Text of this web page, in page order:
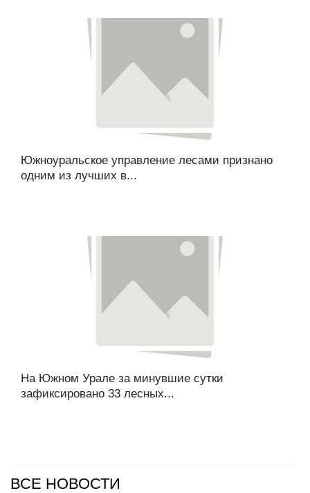
Южноуральское управление лесами признано
одним из лучших в...
На Южном Урале за минувшие сутки
зафиксировано 33 лесных...
ВСЕ НОВОСТИ